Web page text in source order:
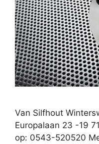
Van Silfhout
Europalaan 23 -19
op: 0543-520520